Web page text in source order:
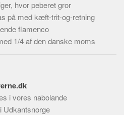
hvor peberet gror
på med kæft-trit-og-retning
flamenco
1/4 af den danske moms
i vores nabolande